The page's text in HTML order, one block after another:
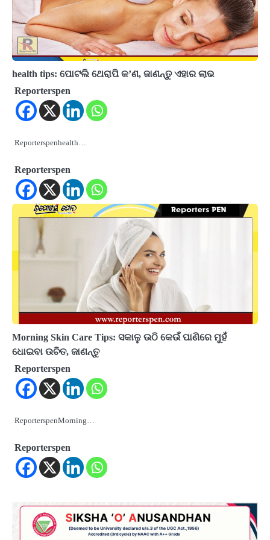
health tips: ପୋଟଲି ଥେରାପି କ’ଣ, ଜାଣନ୍ତୁ ଏହାର ଲାଭ
Reporterspen
Reporterspenhealth…
Reporterspen
Morning Skin Care Tips: ସକାଳୁ ଉଠି କେଉଁ ପାଣିରେ ମୁହଁ
ଧୋଇବା ଉଚିତ, ଜାଣନ୍ତୁ
Reporterspen
ReporterspenMorning…
Reporterspen